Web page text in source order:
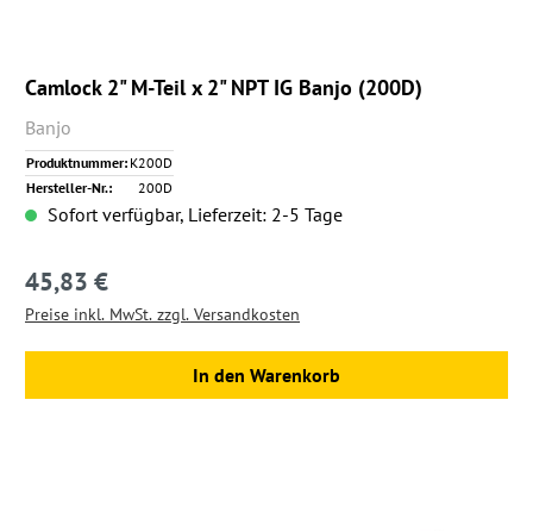
Camlock 2" M-Teil x 2" NPT IG Banjo (200D)
Banjo
Produktnummer: K200D
Hersteller-Nr.:
200D
Sofort verfügbar, Lieferzeit: 2-5 Tage
Regulärer Preis:
45,83 €
Preise inkl. MwSt. zzgl. Versandkosten
In den Warenkorb